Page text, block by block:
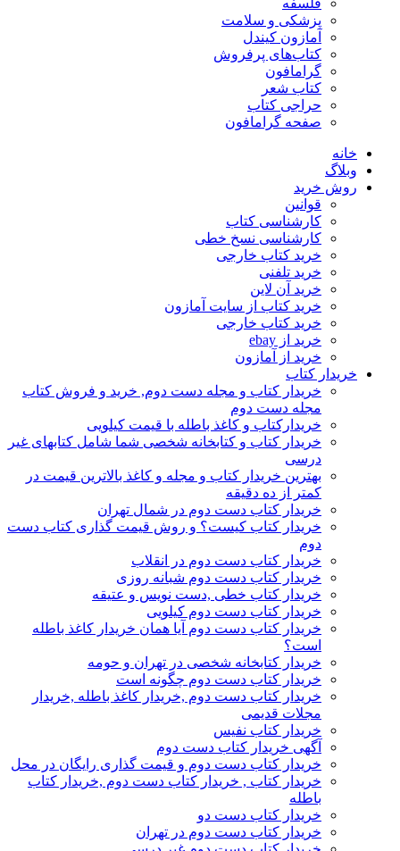
فلسفه
پزشکی و سلامت
آمازون کیندل
کتاب‌های پرفروش
گرامافون
کتاب شعر
حراجی کتاب
صفحه گرامافون
خانه
وبلاگ
روش خرید
قوانین
کارشناسی کتاب
کارشناسی نسخ خطی
خرید کتاب خارجی
خرید تلفنی
خرید آن لاین
خرید کتاب از سایت آمازون
خرید کتاب خارجی
خرید از ebay
خرید از آمازون
خریدار کتاب
خریدار کتاب و مجله دست دوم, خرید و فروش کتاب
مجله دست دوم
خریدارکتاب و کاغذ باطله با قیمت کیلویی
خریدار کتاب و کتابخانه شخصی شما شامل کتابهای غیر
درسی
بهترین خریدار کتاب و مجله و کاغذ بالاترین قیمت در
کمتر از ده دقیقه
خریدار کتاب دست دوم در شمال تهران
خریدار کتاب کیست؟ و روش قیمت گذاری کتاب دست
دوم
خریدار کتاب دست دوم در انقلاب
خریدار کتاب دست دوم شبانه روزی
خریدار کتاب خطی ,دست نویس و عتیقه
خریدار کتاب دست دوم کیلویی
خریدار کتاب دست دوم آیا همان خریدار کاغذ باطله
است؟
خریدار کتابخانه شخصی در تهران و حومه
خریدار کتاب دست دوم چگونه است
خریدار کتاب دست دوم ,خریدار کاغذ باطله ,خریدار
مجلات قدیمی
خریدار کتاب نفیس
آگهی خریدار کتاب دست دوم
خریدار کتاب دست دوم و قیمت گذاری رایگان در محل
خریدار کتاب , خریدار کتاب دست دوم ,خریدار کتاب
باطله
خریدار کتاب دست دو
خریدار کتاب دست دوم در تهران